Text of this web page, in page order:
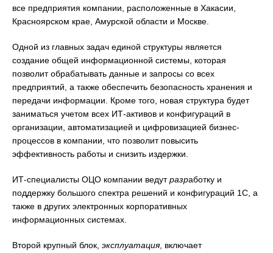
все предприятия компании, расположенные в Хакасии,
Красноярском крае, Амурской области и Москве.
Одной из главных задач единой структуры является
создание общей информационной системы, которая
позволит обрабатывать данные и запросы со всех
предприятий, а также обеспечить безопасность хранения и
передачи информации. Кроме того, новая структура будет
заниматься учетом всех ИТ-активов и конфигураций в
организации, автоматизацией и цифровизацией бизнес-
процессов в компании, что позволит повысить
эффективность работы и снизить издержки.
ИТ-специалисты ОЦО компании ведутразработку и
поддержку большого спектра решений и конфигураций 1С, а
также в других электронных корпоративных
информационных системах.
Второй крупный блок, эксплуатация, включает